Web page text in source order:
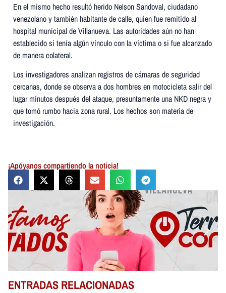
En el mismo hecho resultó herido Nelson Sandoval, ciudadano
venezolano y también habitante de calle, quien fue remitido al
hospital municipal de Villanueva. Las autoridades aún no han
establecido si tenía algún vínculo con la víctima o si fue alcanzado
de manera colateral.
Los investigadores analizan registros de cámaras de seguridad
cercanas, donde se observa a dos hombres en motocicleta salir del
lugar minutos después del ataque, presuntamente una NKD negra y
que tomó rumbo hacia zona rural. Los hechos son materia de
investigación.
¡Apóyanos compartiendo la noticia!
ENTRADAS RELACIONADAS